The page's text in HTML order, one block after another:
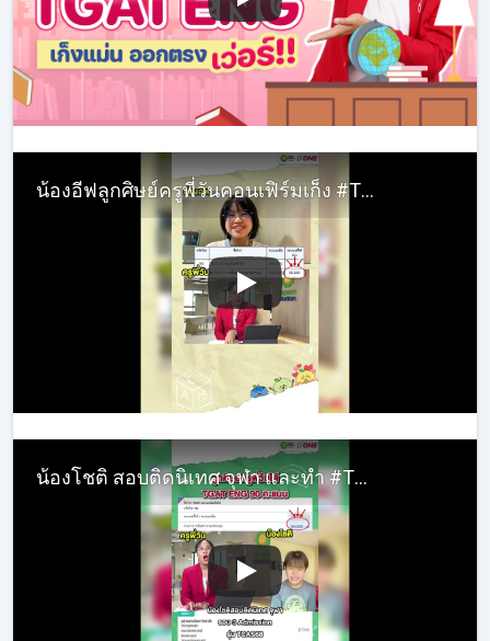
น้องอีฟลูกศิษย์ครูพี่วันคอนเฟิร์มเก็ง #TGATENG ตรง คะแนนทะลุ 96.666/100
น้องโชติ สอบติดนิเทศ จุฬา และทำ #TGATENG คะแนน 90/100